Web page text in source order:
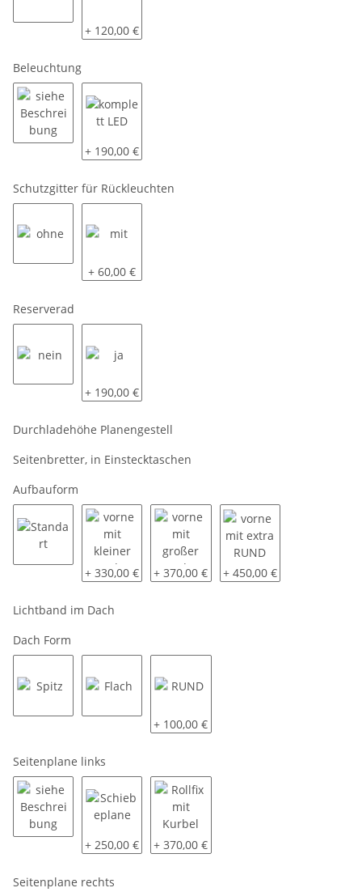
mit
+ 120,00 €
Beleuchtung
siehe Beschreibung
komplett LED
+ 190,00 €
Schutzgitter für Rückleuchten
mit
+ 60,00 €
Reserverad
ja
+ 190,00 €
Durchladehöhe Planengestell
Seitenbretter, in Einstecktaschen
Aufbauform
Standartvorne mit kleiner aerodynamischen Schräge ca. 40
+ 330,00 € vorne mit großer aerodynamischen
+ 370,00 € vorne mit extra RUND
+ 450,00 €
Lichtband im Dach
Dach Form
RUND
+ 100,00 €
Seitenplane links
siehe Beschreibung
Schiebeplane
+ 250,00 € Rollfix mit Kurbel
+ 370,00 €
Seitenplane rechts